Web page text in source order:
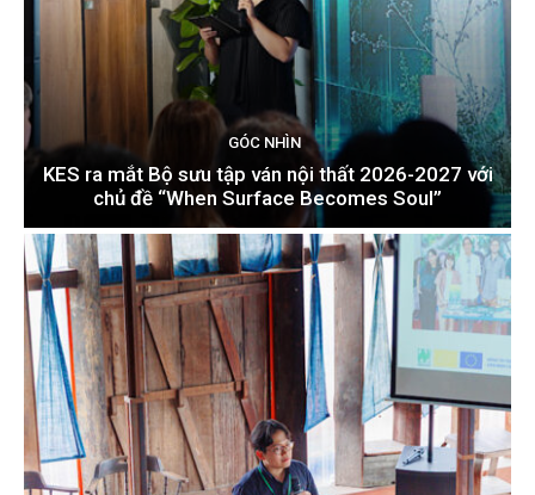
GÓC NHÌN
KES ra mắt Bộ sưu tập ván nội thất 2026-2027 với
chủ đề “When Surface Becomes Soul”